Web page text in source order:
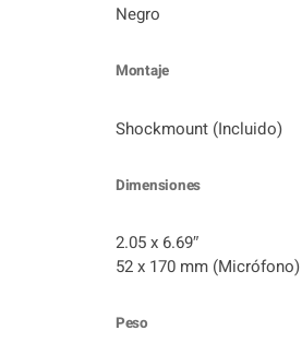
Negro
Montaje
Shockmount (Incluido)
Dimensiones
2.05 x 6.69″
52 x 170 mm (Micrófono)
Peso